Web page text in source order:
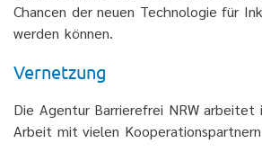
Chancen der neuen Technologie für
werden können.
Vernetzung
Die Agentur Barrierefrei NRW arbeitet
Arbeit mit vielen Kooperationspartnern